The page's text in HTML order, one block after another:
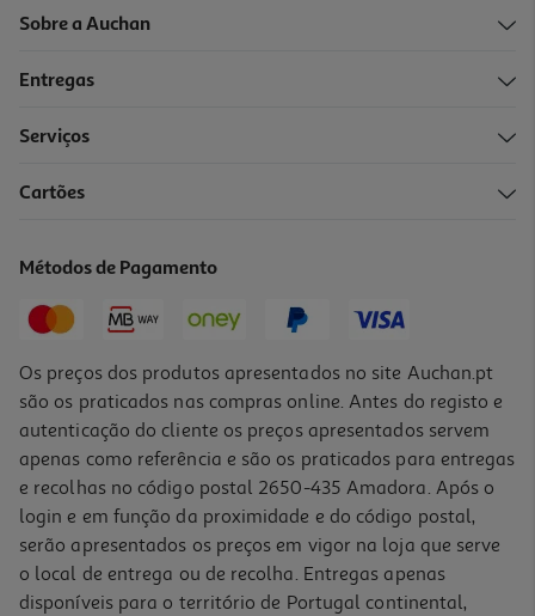
Sobre a Auchan
Entregas
Serviços
Cartões
Métodos de Pagamento
Os preços dos produtos apresentados no site Auchan.pt
são os praticados nas compras online. Antes do registo e
autenticação do cliente os preços apresentados servem
apenas como referência e são os praticados para entregas
e recolhas no código postal 2650-435 Amadora. Após o
login e em função da proximidade e do código postal,
serão apresentados os preços em vigor na loja que serve
o local de entrega ou de recolha. Entregas apenas
disponíveis para o território de Portugal continental,